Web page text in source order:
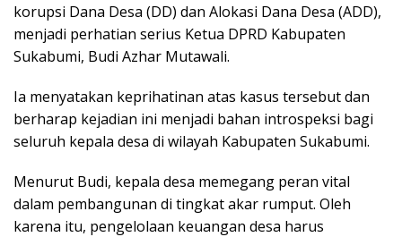
korupsi Dana Desa (DD) dan Alokasi Dana Desa (ADD),
menjadi perhatian serius Ketua DPRD Kabupaten
Sukabumi, Budi Azhar Mutawali.
Ia menyatakan keprihatinan atas kasus tersebut dan
berharap kejadian ini menjadi bahan introspeksi bagi
seluruh kepala desa di wilayah Kabupaten Sukabumi.
Menurut Budi, kepala desa memegang peran vital
dalam pembangunan di tingkat akar rumput. Oleh
karena itu, pengelolaan keuangan desa harus